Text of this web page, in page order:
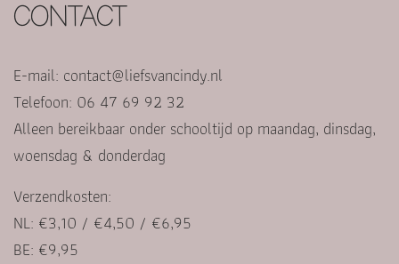
CONTACT
E-mail: contact@liefsvancindy.nl
Telefoon: 06 47 69 92 32
Alleen bereikbaar onder schooltijd op maandag, dinsdag,
woensdag & donderdag
Verzendkosten:
NL: €3,10 / €4,50 / €6,95
BE: €9,95